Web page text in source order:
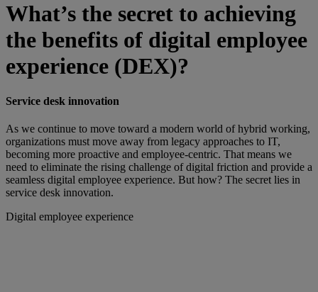
What’s the secret to achieving
the benefits of digital employee
experience (DEX)?
Service desk innovation
As we continue to move toward a modern world of hybrid working,
organizations must move away from legacy approaches to IT,
becoming more proactive and employee-centric. That means we
need to eliminate the rising challenge of digital friction and provide a
seamless digital employee experience. But how? The secret lies in
service desk innovation.
Digital employee experience